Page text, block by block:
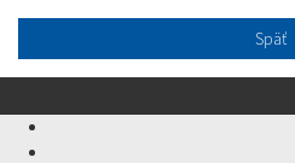
Späť